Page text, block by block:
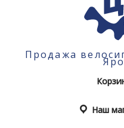
Продажа
Наш